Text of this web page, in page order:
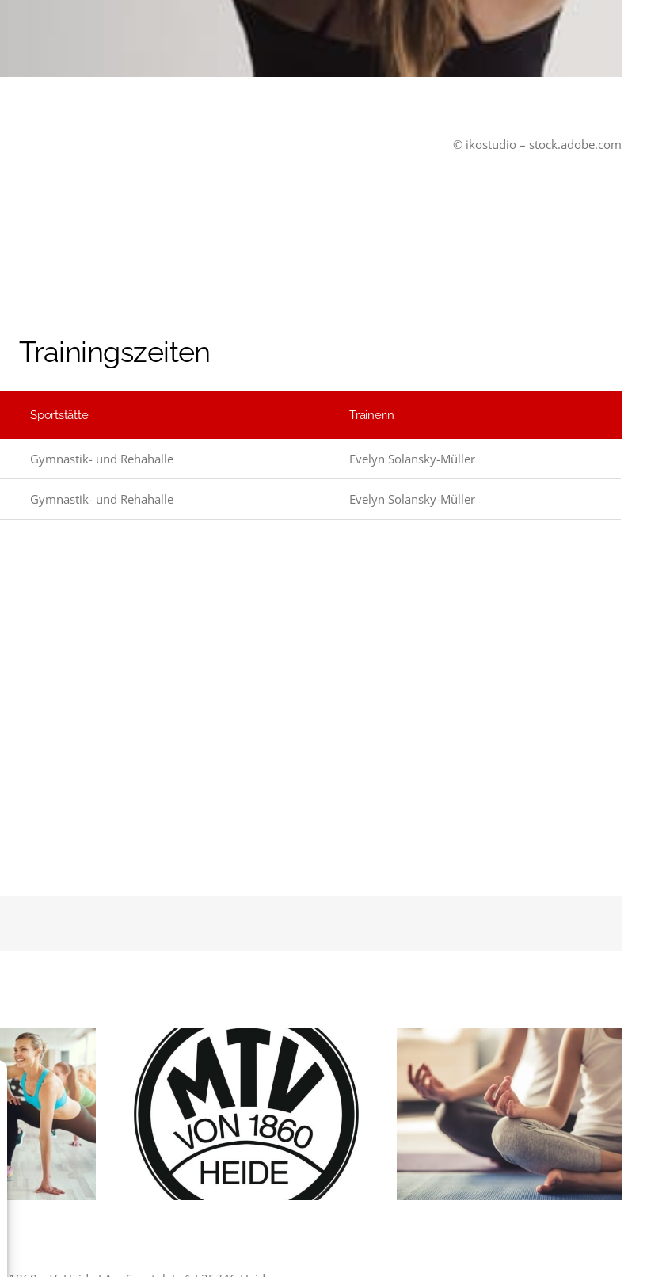
© ikostudio – stock.adobe.com
Trainingszeiten
Sportstätte Trainerin
Gymnastik- und Rehahalle Evelyn Solansky-Müller
Gymnastik- und Rehahalle Evelyn Solansky-Müller
Yoga – Kurse
After-Work-Fit